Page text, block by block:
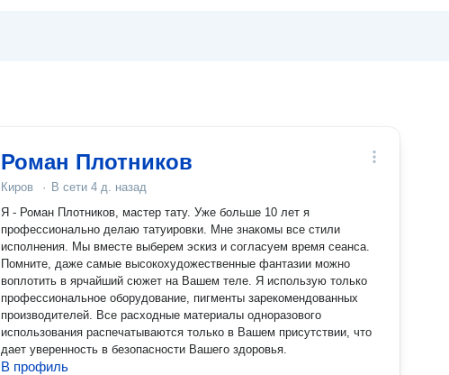
Роман Плотников
Киров · В сети 4 д. назад
Я - Роман Плотников, мастер тату. Уже больше 10 лет я
профессионально делаю татуировки. Мне знакомы все стили
исполнения. Мы вместе выберем эскиз и согласуем время сеанса.
Помните, даже самые высокохудожественные фантазии можно
воплотить в ярчайший сюжет на Вашем теле. Я использую только
профессиональное оборудование, пигменты зарекомендованных
производителей. Все расходные материалы одноразового
использования распечатываются только в Вашем присутствии, что
дает уверенность в безопасности Вашего здоровья.
В профиль